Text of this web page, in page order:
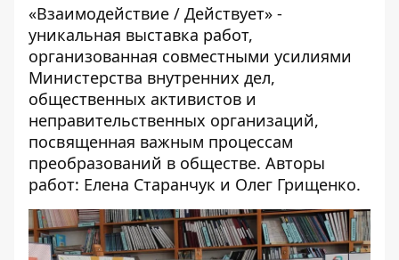
«Взаимодействие / Действует» -
уникальная выставка работ,
организованная совместными усилиями
Министерства внутренних дел,
общественных активистов и
неправительственных организаций,
посвященная важным процессам
преобразований в обществе. Авторы
работ: Елена Старанчук и Олег Грищенко.